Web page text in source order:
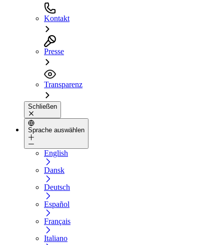
Kontakt
Presse
Transparenz
Schließen
Sprache auswählen
English
Dansk
Deutsch
Español
Français
Italiano